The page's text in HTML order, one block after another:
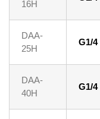
16H
DAA-
25H
G1/4
DAA-
40H
G1/4